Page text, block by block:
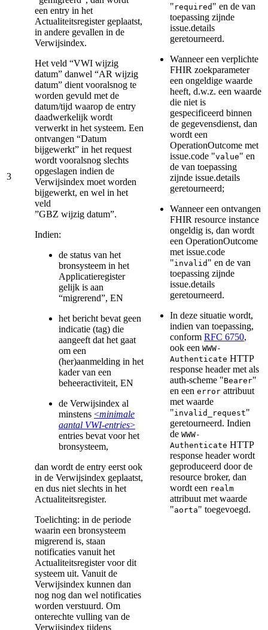
3
een entry in het
Actualiteitsregister geplaatst,
in andere gevallen in de
Verwijsindex.
Het veld “VWI wijzig
datum” danwel “AR wijzig
datum” dient vooralsnog te
worden gevuld met de
datum/tijd waarop de entry
daadwerkelijk wordt
verwerkt in het systeem. Een
ontvangen “Datum
bijgewerkt” in het request
wordt vooralsnog slechts
opgeslagen indien de
Verwijsindex moet worden
bijgewerkt, en wel in het
veld
”GBZ wijzig datum”.
Indien:
de status van het
bronsysteem in het
Applicatieregister
gelijk is aan
“migrerend”, EN
het bericht bevat geen
indicatie (tag) die
aangeeft dat het gaat
om een
(her)aanmelding in het
kader van een
beheeractiviteit, EN
de Verwijsindex al
minstens <minimale
aantal VWI-entries>
entries bevat voor het
bronsysteem,
dan wordt de entry eerst ook
in de Verwijsindex geplaatst,
en dus niet slechts in het
Actualiteitsregister.
Toelichting: in de periode
waarin een bronsysteem
migrerend is, staan
notificaties vanuit het
Actualiteitsregister voor dit
systeem uit. Vanuit de
Verwijsindex kunnen dan
nog nog dan wel notificaties
worden verstuurd. Om
onterechte vulling van de
Verwijsindex tijdens
" required " en de van
toepassing zijnde
issue.details
geretourneerd.
Wanneer een verplichte
FHIR zoekparameter
een ongeldige waarde
heeft, d.w.z. een waarde
die niet is
gespecificeerd binnen
de gegevensdienst, dan
wordt een
OperationOutcome met
issue.code "value" en
de van toepassing
zijnde issue.details
geretourneerd;
Wanneer een ontvangen
FHIR resource instance
ongeldig is, dan wordt
een OperationOutcome
met issue.code
"invalid " en de van
toepassing zijnde
issue.details
geretourneerd.
In deze situatie wordt,
indien van toepassing,
conform RFC 6750,
ook een WWW-
Authenticate HTTP
response header met als
auth-scheme "Bearer"
en een error attribuut
met waarde
"invalid_request"
geretourneerd. Indien
de WWW-
Authenticate HTTP
response header wordt
geproduceerd door de
resource broker, dan
wordt een realm
attribuut met waarde
"aorta" toegevoegd.